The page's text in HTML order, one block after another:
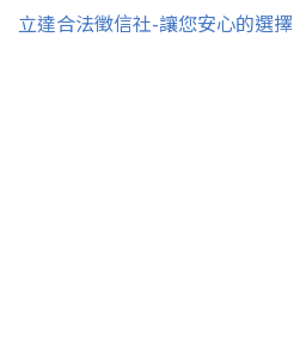
立達合法徵信社-讓您安心的選擇